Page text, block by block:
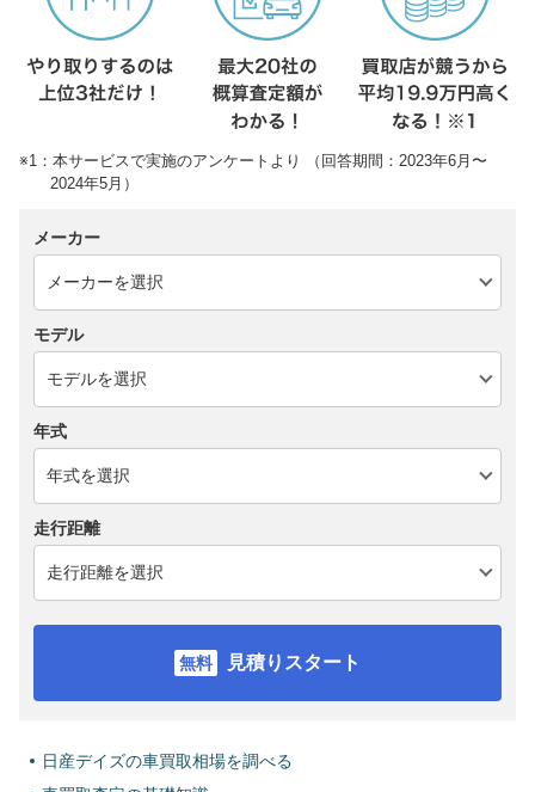
※1：本サービスで実施のアンケートより （回答期間：2023年6月〜
2024年5月）
メーカー
モデル
年式
走行距離
見積りスタート
日産デイズの車買取相場を調べる